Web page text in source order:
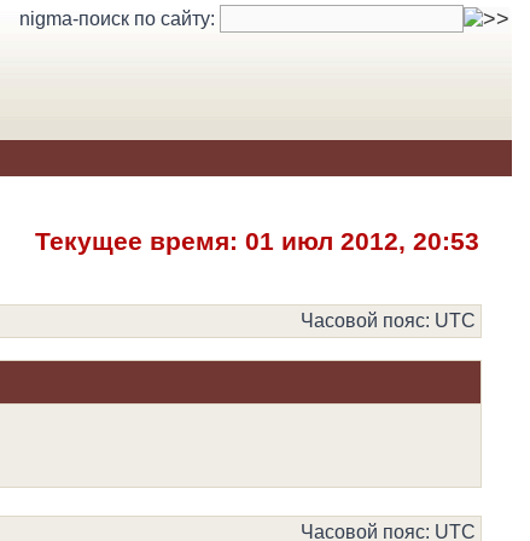
nigma-поиск по сайту:
Текущее время: 01 июл 2012, 20:53
Часовой пояс: UTC
Часовой пояс: UTC